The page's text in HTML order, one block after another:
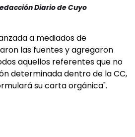
Diario de Cuyo
a mediados de
las fuentes y agregaron
aquellos referentes que no
determinada dentro de la CC,
su carta orgánica".